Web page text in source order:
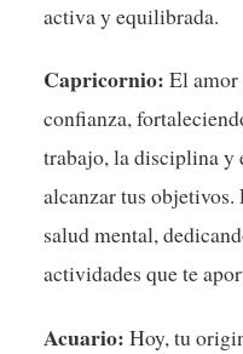
activa y equilibrada.
Capricornio: El amor
confianza,
trabajo, la disciplina y
alcanzar tus objetivos.
salud mental,
actividades que te
Acuario: Hoy, tu